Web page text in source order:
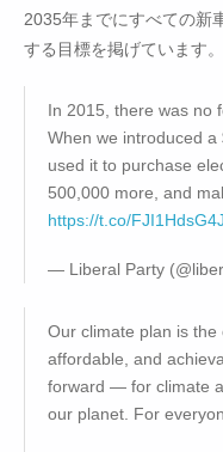
2035年までにすべての新
する目標を掲げています。
In 2015, there was no
When we introduced
used it to purchase
500,000 more, and
https://t.co/FJI1HdsG4J
— Liberal Party
Our climate plan is
affordable, and
forward — for climate
our planet. For